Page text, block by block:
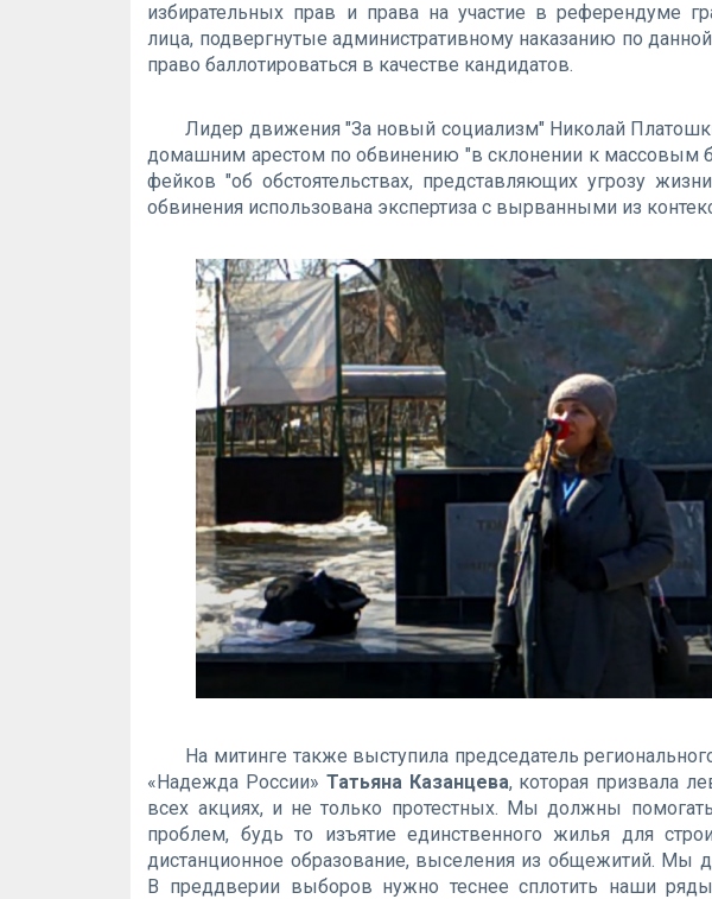
избирательных прав и права на участие в референдуме
лица, подвергнутые административному наказанию по
право баллотироваться в качестве кандидатов.
Лидер движения "За новый социализм" Николай
домашним арестом по обвинению "в склонении к массовым
фейков "об обстоятельствах, представляющих угрозу
обвинения использована экспертиза с вырванными из
На митинге также выступила председатель
«Надежда России» Татьяна Казанцева, которая призвала
всех акциях, и не только протестных. Мы должны
проблем, будь то изъятие единственного жилья для
дистанционное образование, выселения из общежитий. Мы
В преддверии выборов нужно теснее сплотить наши